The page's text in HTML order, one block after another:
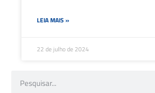
LEIA MAIS »
22 de julho de 2024